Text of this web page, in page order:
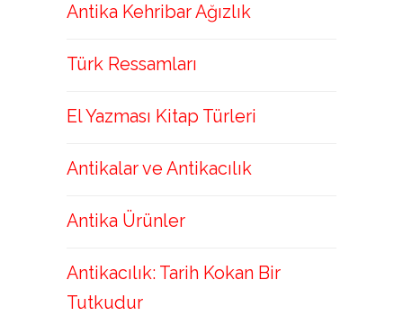
Antika Kehribar Ağızlık
Türk Ressamları
El Yazması Kitap Türleri
Antikalar ve Antikacılık
Antika Ürünler
Antikacılık: Tarih Kokan Bir
Tutkudur